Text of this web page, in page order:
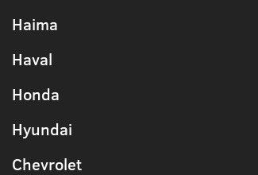
Haima
Haval
Honda
Hyundai
Chevrolet